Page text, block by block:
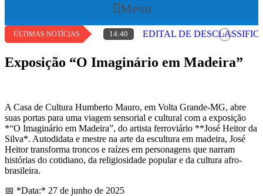
Menu
ÚLTIMAS NOTÍCIAS 14:40 EDITAL DE
16:47 VII EDITAL DE
16:46 EDITAL DE
Exposição “O Imaginário em Madeira”
A Casa de Cultura Humberto Mauro, em Volta Grande-MG, abre
suas portas para uma viagem sensorial e cultural com a exposição
*“O Imaginário em Madeira”, do artista ferroviário **José Heitor da
Silva*. Autodidata e mestre na arte da escultura em madeira, José
Heitor transforma troncos e raízes em personagens que narram
histórias do cotidiano, da religiosidade popular e da cultura afro-
brasileira.
📅 *Data:* 27 de junho de 2025